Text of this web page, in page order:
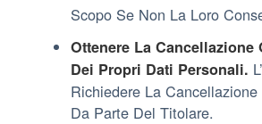
Scopo Se Non La Loro
Ottenere La Cancellazione
Dei Propri Dati Personali.
Richiedere La
Da Parte Del Titolare.